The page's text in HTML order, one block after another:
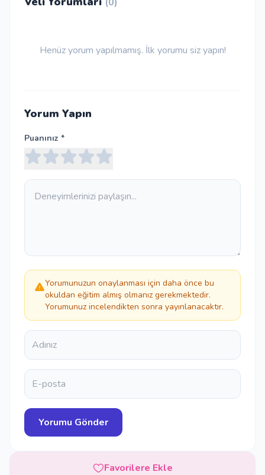
Henüz yorum yapılmamış. İlk yorumu siz yapın!
Yorum Yapın
Puanınız *
Yorumunuzun onaylanması için daha önce bu
okuldan eğitim almış olmanız gerekmektedir.
Yorumunuz incelendikten sonra yayınlanacaktır.
Favorilere Ekle